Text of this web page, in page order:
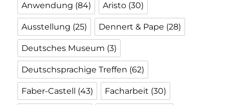
Anwendung (84) Aristo (30)
Ausstellung (25) Dennert & Pape (28)
Deutsches Museum (3)
Deutschsprachige Treffen (62)
Faber-Castell (43) Facharbeit (30)